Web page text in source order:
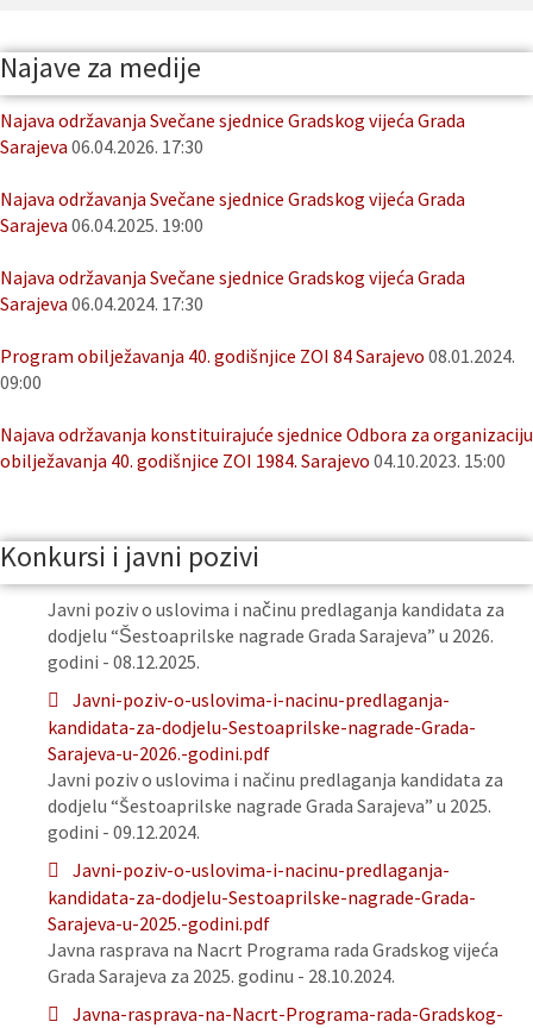
Najave za medije
Najava održavanja Svečane sjednice Gradskog vijeća Grada
Sarajeva 06.04.2026. 17:30
Najava održavanja Svečane sjednice Gradskog vijeća Grada
Sarajeva 06.04.2025. 19:00
Najava održavanja Svečane sjednice Gradskog vijeća Grada
Sarajeva 06.04.2024. 17:30
Program obilježavanja 40. godišnjice ZOI 84 Sarajevo 08.01.2024.
09:00
Najava održavanja konstituirajuće sjednice Odbora za organizaciju
obilježavanja 40. godišnjice ZOI 1984. Sarajevo 04.10.2023. 15:00
Konkursi i javni pozivi
Javni poziv o uslovima i načinu predlaganja kandidata za
dodjelu “Šestoaprilske nagrade Grada Sarajeva” u 2026.
godini - 08.12.2025.
Javni-poziv-o-uslovima-i-nacinu-predlaganja-
kandidata-za-dodjelu-Sestoaprilske-nagrade-Grada-
Sarajeva-u-2026.-godini.pdf
Javni poziv o uslovima i načinu predlaganja kandidata za
dodjelu “Šestoaprilske nagrade Grada Sarajeva” u 2025.
godini - 09.12.2024.
Javni-poziv-o-uslovima-i-nacinu-predlaganja-
kandidata-za-dodjelu-Sestoaprilske-nagrade-Grada-
Sarajeva-u-2025.-godini.pdf
Javna rasprava na Nacrt Programa rada Gradskog vijeća
Grada Sarajeva za 2025. godinu - 28.10.2024.
Javna-rasprava-na-Nacrt-Programa-rada-Gradskog-